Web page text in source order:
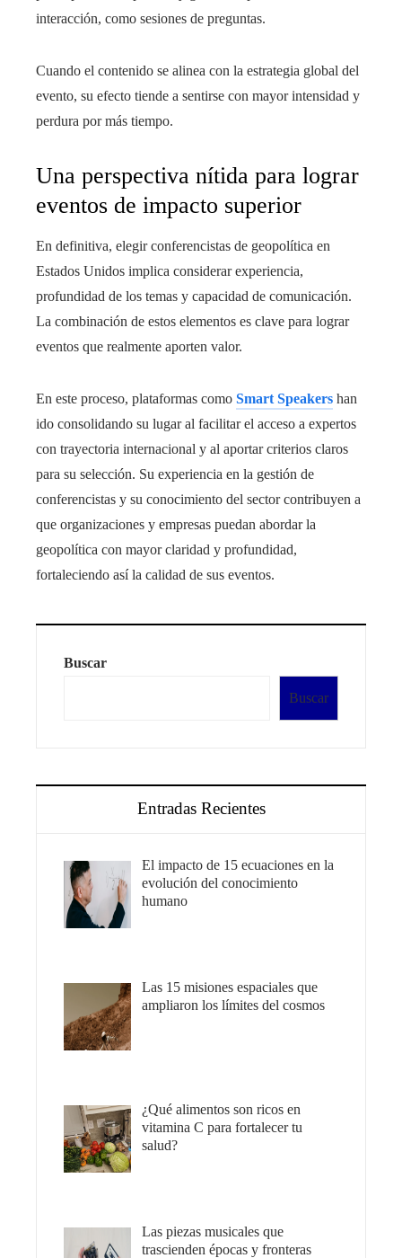
interacción, como sesiones de preguntas.
Cuando el contenido se alinea con la estrategia global del
evento, su efecto tiende a sentirse con mayor intensidad y
perdura por más tiempo.
Una perspectiva nítida para lograr
eventos de impacto superior
En definitiva, elegir conferencistas de geopolítica en
Estados Unidos implica considerar experiencia,
profundidad de los temas y capacidad de comunicación.
La combinación de estos elementos es clave para lograr
eventos que realmente aporten valor.
En este proceso, plataformas como Smart Speakers han
ido consolidando su lugar al facilitar el acceso a expertos
con trayectoria internacional y al aportar criterios claros
para su selección. Su experiencia en la gestión de
conferencistas y su conocimiento del sector contribuyen a
que organizaciones y empresas puedan abordar la
geopolítica con mayor claridad y profundidad,
fortaleciendo así la calidad de sus eventos.
Buscar
Buscar
Entradas Recientes
El impacto de 15 ecuaciones en la
evolución del conocimiento
humano
Las 15 misiones espaciales que
ampliaron los límites del cosmos
¿Qué alimentos son ricos en
vitamina C para fortalecer tu
salud?
Las piezas musicales que
trascienden épocas y fronteras